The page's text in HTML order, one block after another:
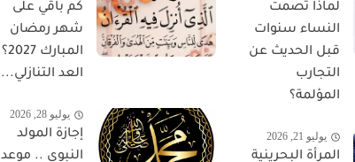
لماذا تصمت
النساء سنوات
قبل الحديث عن
التجارب
المؤلمة؟
يوليو 21, 2026
المرأة البحرينية
كم باقي على
شهر رمضان
المبارك 2027؟
العد التنازلي...
يوليو 28, 2026
إجازة المولد
النبوي .. موعد